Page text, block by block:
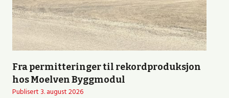
Fra permitteringer til rekordproduksjon
hos Moelven Byggmodul
Publisert 3. august 2026